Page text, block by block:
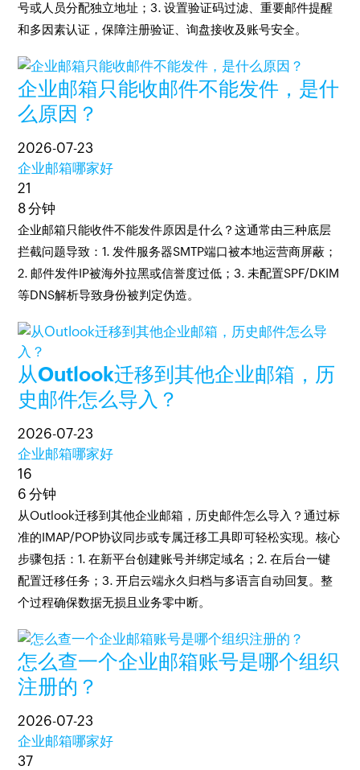
号或人员分配独立地址；3. 设置验证码过滤、重要邮件提醒
和多因素认证，保障注册验证、询盘接收及账号安全。
企业邮箱只能收邮件不能发件，是什
么原因？
2026-07-23
企业邮箱哪家好
21
8 分钟
企业邮箱只能收件不能发件原因是什么？这通常由三种底层
拦截问题导致：1. 发件服务器SMTP端口被本地运营商屏蔽；
2. 邮件发件IP被海外拉黑或信誉度过低；3. 未配置SPF/DKIM
等DNS解析导致身份被判定伪造。
从Outlook迁移到其他企业邮箱，历
史邮件怎么导入？
2026-07-23
企业邮箱哪家好
16
6 分钟
从Outlook迁移到其他企业邮箱，历史邮件怎么导入？通过标
准的IMAP/POP协议同步或专属迁移工具即可轻松实现。核心
步骤包括：1. 在新平台创建账号并绑定域名；2. 在后台一键
配置迁移任务；3. 开启云端永久归档与多语言自动回复。整
个过程确保数据无损且业务零中断。
怎么查一个企业邮箱账号是哪个组织
注册的？
2026-07-23
企业邮箱哪家好
37